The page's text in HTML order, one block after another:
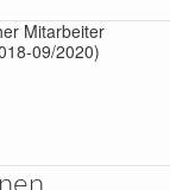
Mitarbeiter
09/2020)